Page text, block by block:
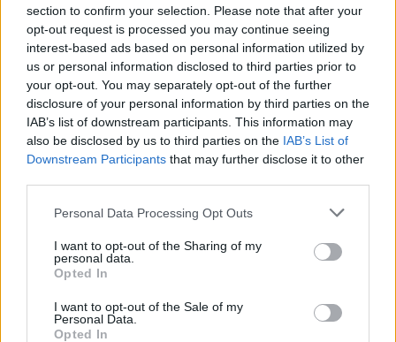
section to confirm your selection. Please note that after your
opt-out request is processed you may continue seeing
interest-based ads based on personal information utilized by
us or personal information disclosed to third parties prior to
your opt-out. You may separately opt-out of the further
disclosure of your personal information by third parties on the
IAB’s list of downstream participants. This information may
also be disclosed by us to third parties on the IAB’s List of
Downstream Participants that may further disclose it to other
Personal Data Processing Opt Outs
I want to opt-out of the Sharing of my
personal data.
Opted In
I want to opt-out of the Sale of my
Personal Data.
Opted In
Kutyaként ugráló drón, ami követ
Sean Hollister, a The Verge vezető szerkesztője,
kipróbálta a Beni nevű kétlábú robotkutyát, amely
ugrál, trükközik, és stabil 4K-ban követi a gazdáját. A
körülbelül 600
Rooby
augusztus 7, 2026